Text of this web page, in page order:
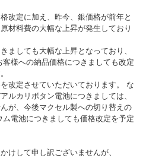
改定に加え、昨今、銀価格が前年と
材料費の大幅な上昇が発生しており
ましても大幅な上昇となっており、
様への納品価格につきましても改定
改定させていただいております。 な
ルカリボタン電池につきましては、
が、今後マクセル製への切り替えの
電池につきましても価格改定を予定
けして申し訳ございませんが、